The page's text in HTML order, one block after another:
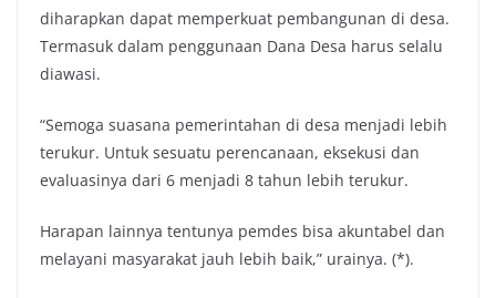
diharapkan dapat memperkuat pembangunan di desa.
Termasuk dalam penggunaan Dana Desa harus selalu
diawasi.
“Semoga suasana pemerintahan di desa menjadi lebih
terukur. Untuk sesuatu perencanaan, eksekusi dan
evaluasinya dari 6 menjadi 8 tahun lebih terukur.
Harapan lainnya tentunya pemdes bisa akuntabel dan
melayani masyarakat jauh lebih baik,” urainya. (*).